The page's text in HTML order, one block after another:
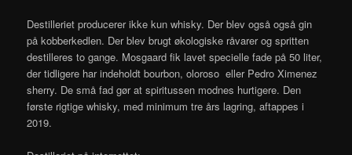
Destilleriet producerer ikke kun whisky. Der blev også også gin
på kobberkedlen. Der blev brugt økologiske råvarer og spritten
destilleres to gange. Mosgaard fik lavet specielle fade på 50 liter,
der tidligere har indeholdt bourbon, oloroso eller Pedro Ximenez
sherry. De små fad gør at spiritussen modnes hurtigere. Den
første rigtige whisky, med minimum tre års lagring, aftappes i
2019.